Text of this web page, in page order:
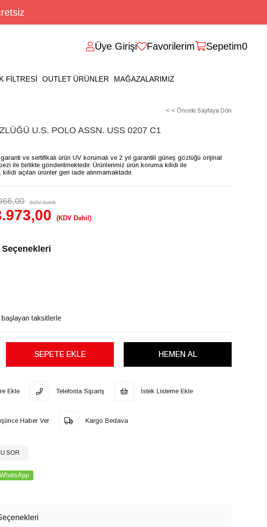
Üye Girişi Favorilerim Sepetim0
FİLTRESİ OUTLET ÜRÜNLER MAĞAZALARIMIZ
< < Önceki Sayfaya Dön
U.S. POLO ASSN. USS 0207 C1
ve sertifikalı ürün UV korumalı ve 2 yıl garantili güneş gözlüğü orijinal
ile birlikte gönderilmektedir. Ürünlerimiz ürün koruma kilidi ile
açılan ürünler geri iade alınmamaktadır.
(KDV Dahil)
(KDV Dahil)
Seçenekleri
başlayan taksitlerle
Ekle Telefonla Sipariş İstek Listeme Ekle
Haber Ver Kargo Bedava
SOR
WhatsApp